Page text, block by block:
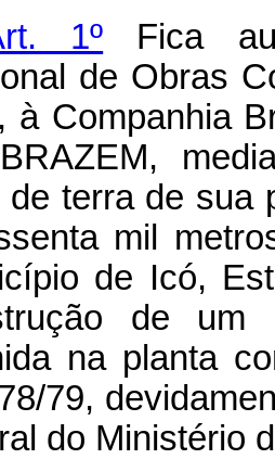
1º Fica
de Obras
à Companhia
de terra de sua
mil
de Icó,
de um
na planta
79,
do Ministério